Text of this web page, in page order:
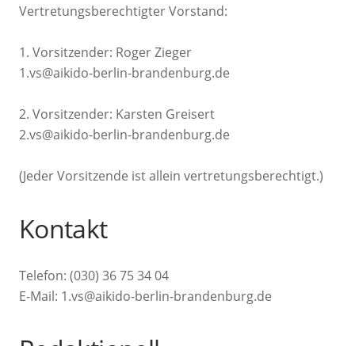
Vertretungsberechtigter Vorstand:
1. Vorsitzender: Roger Zieger
1.vs@aikido-berlin-brandenburg.de
2. Vorsitzender: Karsten Greisert
2.vs@aikido-berlin-brandenburg.de
(Jeder Vorsitzende ist allein vertretungsberechtigt.)
Kontakt
Telefon: (030) 36 75 34 04
E-Mail: 1.vs@aikido-berlin-brandenburg.de